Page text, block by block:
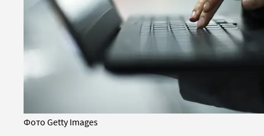
Фото Getty Images